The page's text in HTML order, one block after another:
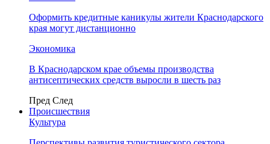
Оформить кредитные каникулы жители Краснодарского
края могут дистанционно
Экономика
В Краснодарском крае объемы производства
антисептических средств выросли в шесть раз
Пред След
Происшествия
Культура